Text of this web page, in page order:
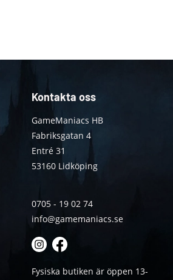
Kontakta oss
GameManiacs HB
Fabriksgatan 4
Entré 31
53160 Lidköping
0705 - 19 02 74
info@gamemaniacs.se
Fysiska butiken är öppen 13-